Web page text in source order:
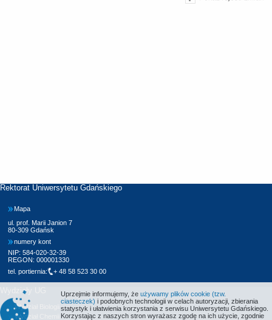
Rektorat Uniwersytetu Gdańskiego
Mapa
ul. prof. Marii Janion 7
80-309 Gdańsk
numery kont
NIP: 584-020-32-39
REGON: 000001330
tel. portiernia:
+ 48 58 523 30 00
Wydziały UG
Wydział Biologii
Wydział Chemii
Uprzejmie informujemy, że używamy plików cookie (tzw.
ciasteczek) i podobnych technologii w celach autoryzacji, zbierania
statystyk i ułatwienia korzystania z serwisu Uniwersytetu Gdańskiego.
Korzystając z naszych stron wyrażasz zgodę na ich użycie, zgodnie